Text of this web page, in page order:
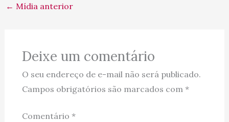
← Mídia anterior
Deixe um comentário
O seu endereço de e-mail não será publicado.
Campos obrigatórios são marcados com *
Comentário *